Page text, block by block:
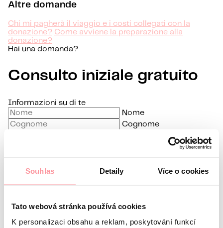
Souhlas Detaily Více o cookies
Tato webová stránka používá cookies
K personalizaci obsahu a reklam, poskytování funkcí
Altre domande
Chi mi pagherà il viaggio e i costi collegati con la
donazione? Come avviene la preparazione alla
donazione?
Hai una domanda?
Consulto iniziale gratuito
Informazioni su di te
Nome
Cognome
Sono interessato a